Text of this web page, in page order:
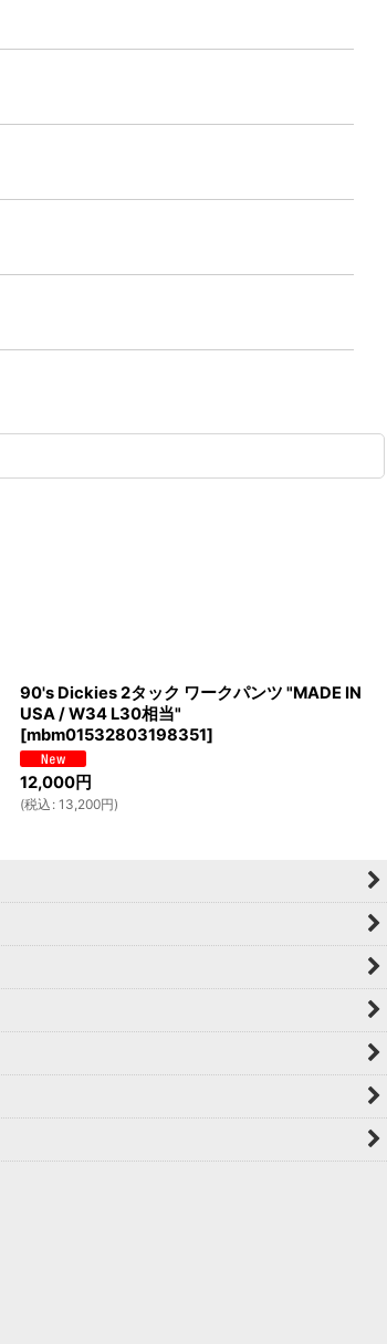
90's Dickies 2タック ワークパンツ "MADE IN
USA / W34 L30相当"
[mbm01532803198351]
12,000円
(税込 : 13,200円)